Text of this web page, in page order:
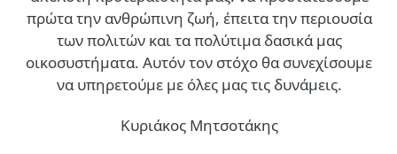
πρώτα την ανθρώπινη ζωή, έπειτα την περιουσία
των πολιτών και τα πολύτιμα δασικά μας
οικοσυστήματα. Αυτόν τον στόχο θα συνεχίσουμε
να υπηρετούμε με όλες μας τις δυνάμεις.
Κυριάκος Μητσοτάκης